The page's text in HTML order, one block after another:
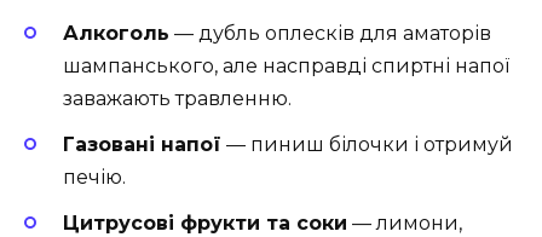
Алкоголь — дубль оплесків для аматорів
шампанського, але насправді спиртні напої
заважають травленню.
Газовані напої — пиниш білочки і отримуй
печію.
Цитрусові фрукти та соки — лимони,